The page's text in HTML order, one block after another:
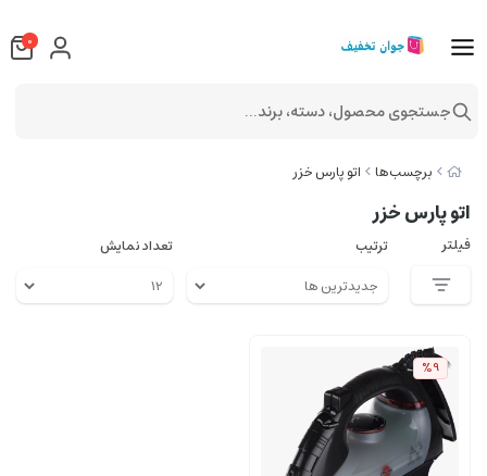
برچسب‌ها اتو پارس خزر
اتو پارس خزر
فیلتر ترتیب تعداد نمایش
%9
0
جستجوی محصول، دسته، برند...